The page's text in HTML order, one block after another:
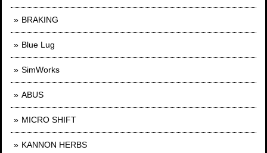
BRAKING
Blue Lug
SimWorks
ABUS
MICRO SHIFT
KANNON HERBS